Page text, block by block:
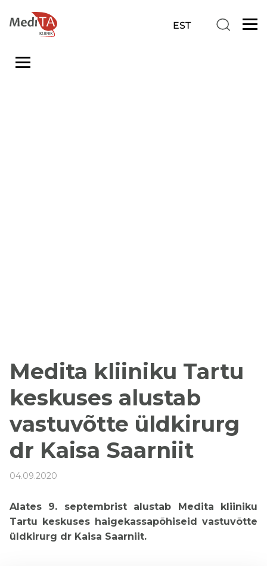
Medita kliiniku Tartu
keskuses alustab
vastuvõtte üldkirurg
dr Kaisa Saarniit
04.09.2020
Alates 9. septembrist alustab Medita kliiniku
Tartu keskuses haigekassapõhiseid vastuvõtte
üldkirurg dr Kaisa Saarniit.